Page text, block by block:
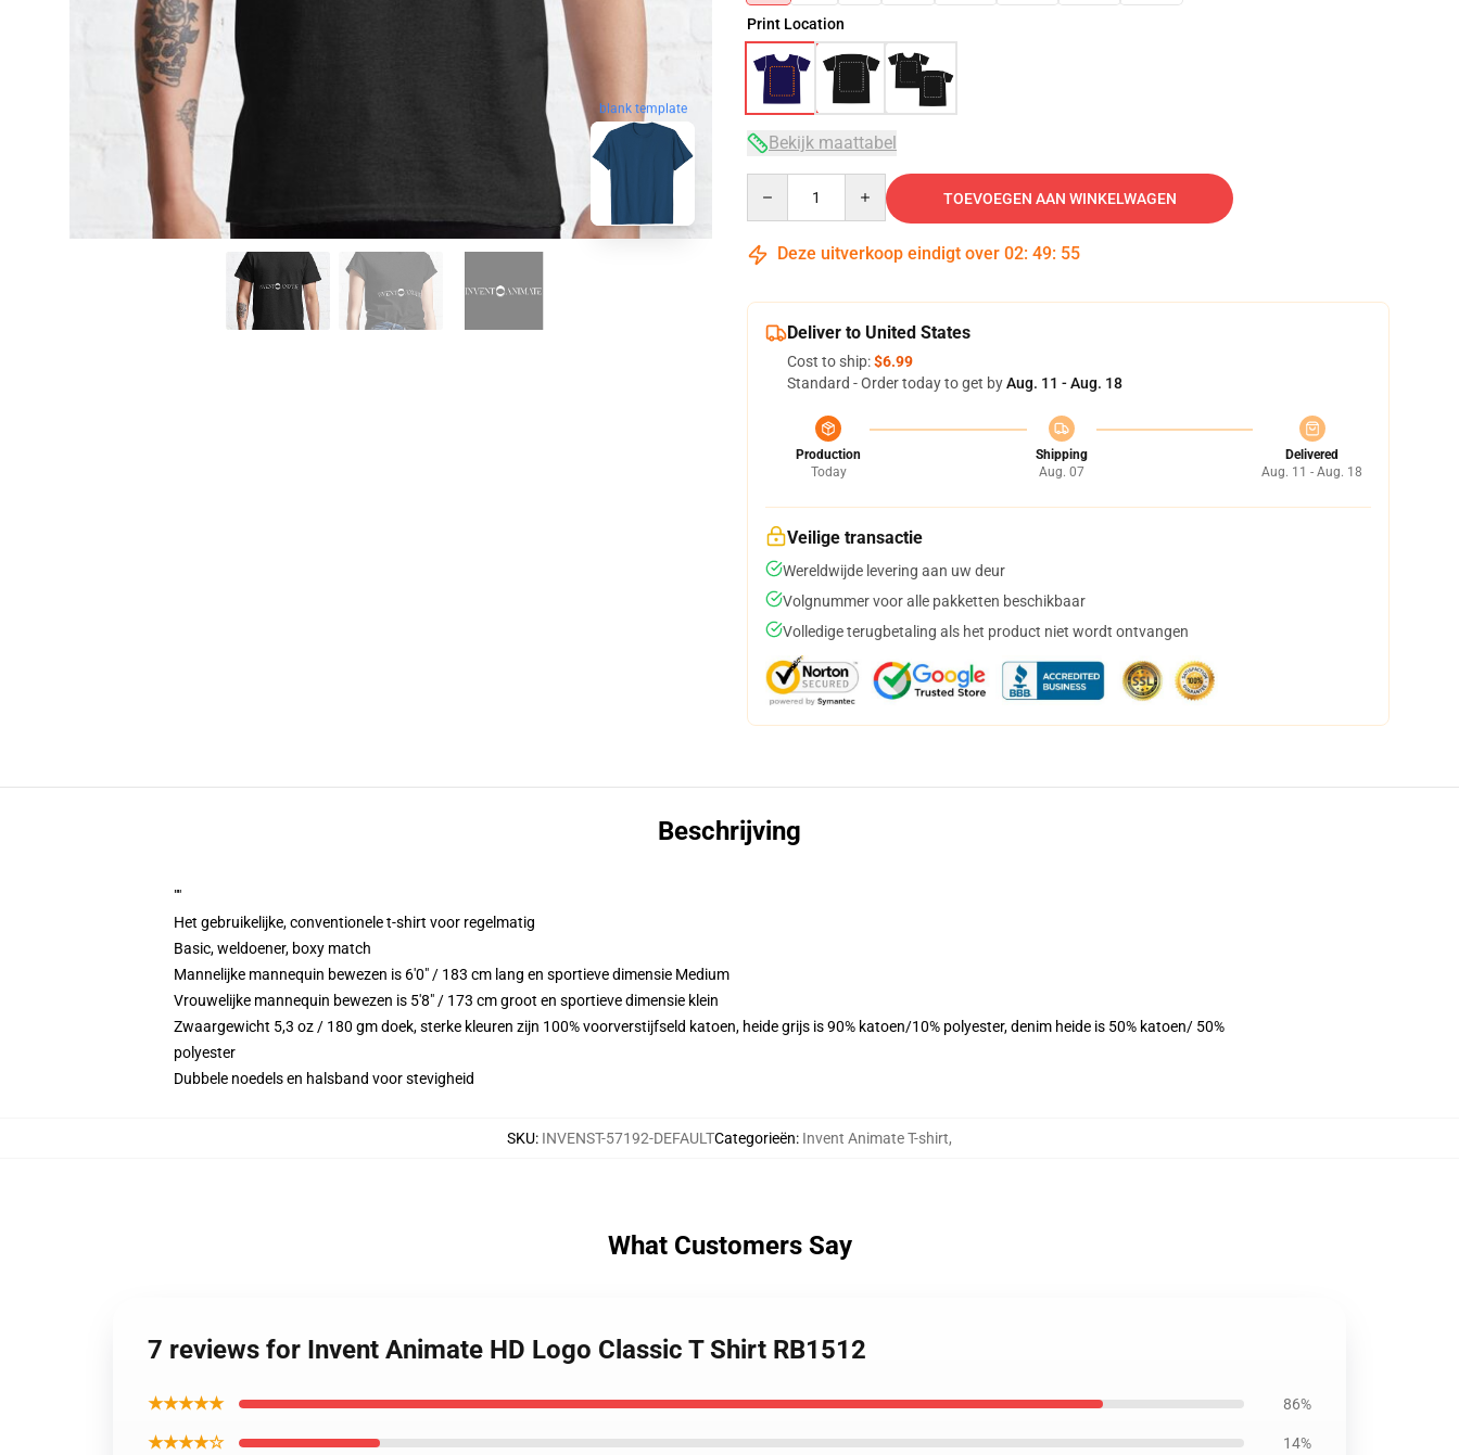
blank template
Print Location
Bekijk maattabel
TOEVOEGEN AAN WINKELWAGEN
Deze uitverkoop eindigt over 02: 49: 54
Deliver to United States
Cost to ship:$6.99
Standard - Order today to get byAug. 11 - Aug. 18
Production
Today
Shipping
Aug. 07
Delivered
Aug. 11 - Aug. 18
Veilige transactie
Wereldwijde levering aan uw deur
Volgnummer voor alle pakketten beschikbaar
Volledige terugbetaling als het product niet wordt ontvangen
Beschrijving
""
Het gebruikelijke, conventionele t-shirt voor regelmatig
Basic, weldoener, boxy match
Mannelijke mannequin bewezen is 6'0" / 183 cm lang en sportieve dimensie Medium
Vrouwelijke mannequin bewezen is 5'8" / 173 cm groot en sportieve dimensie klein
Zwaargewicht 5,3 oz / 180 gm doek, sterke kleuren zijn 100% voorverstijfseld katoen, heide grijs is 90% katoen/10% polyester, denim heide is 50% katoen/ 50%
polyester
Dubbele noedels en halsband voor stevigheid
SKU: INVENST-57192-DEFAULTCategorieën: Invent Animate T-shirt,
What Customers Say
7 reviews for Invent Animate HD Logo Classic T Shirt RB1512
★★★★★ 86%
★★★★☆ 14%